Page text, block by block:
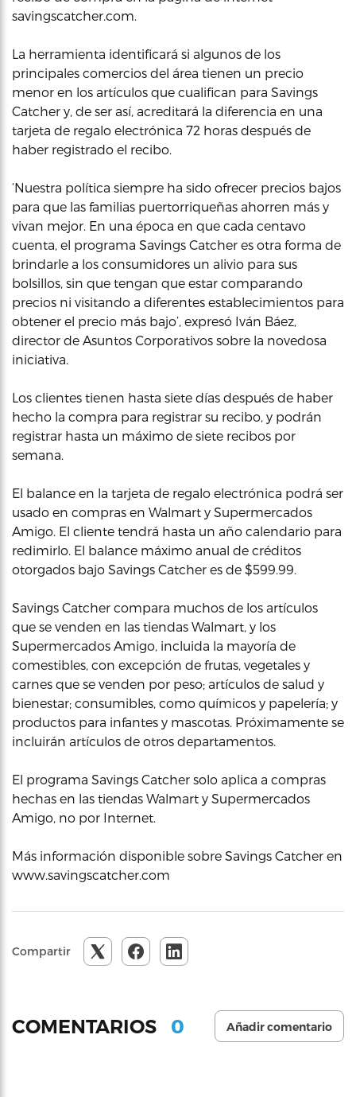
savingscatcher.com.
La herramienta identificará si algunos de los
principales comercios del área tienen un precio
menor en los artículos que cualifican para Savings
Catcher y, de ser así, acreditará la diferencia en una
tarjeta de regalo electrónica 72 horas después de
haber registrado el recibo.
‘Nuestra política siempre ha sido ofrecer precios bajos
para que las familias puertorriqueñas ahorren más y
vivan mejor. En una época en que cada centavo
cuenta, el programa Savings Catcher es otra forma de
brindarle a los consumidores un alivio para sus
bolsillos, sin que tengan que estar comparando
precios ni visitando a diferentes establecimientos para
obtener el precio más bajo’, expresó Iván Báez,
director de Asuntos Corporativos sobre la novedosa
iniciativa.
Los clientes tienen hasta siete días después de haber
hecho la compra para registrar su recibo, y podrán
registrar hasta un máximo de siete recibos por
semana.
El balance en la tarjeta de regalo electrónica podrá ser
usado en compras en Walmart y Supermercados
Amigo. El cliente tendrá hasta un año calendario para
redimirlo. El balance máximo anual de créditos
otorgados bajo Savings Catcher es de $599.99.
Savings Catcher compara muchos de los artículos
que se venden en las tiendas Walmart, y los
Supermercados Amigo, incluida la mayoría de
comestibles, con excepción de frutas, vegetales y
carnes que se venden por peso; artículos de salud y
bienestar; consumibles, como químicos y papelería; y
productos para infantes y mascotas. Próximamente se
incluirán artículos de otros departamentos.
El programa Savings Catcher solo aplica a compras
hechas en las tiendas Walmart y Supermercados
Amigo, no por Internet.
Más información disponible sobre Savings Catcher en
www.savingscatcher.com
Compartir
COMENTARIOS 0 Añadir comentario